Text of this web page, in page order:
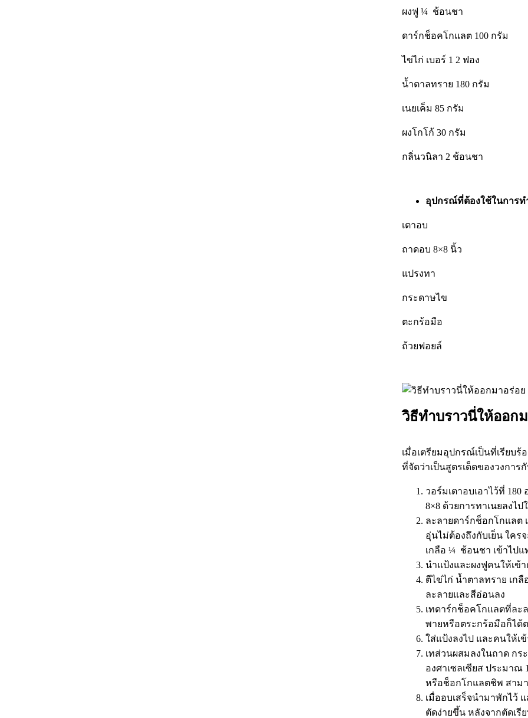
ผงฟู ¼ ช้อนชา
ดาร์กช็อคโกแลต 100 กรัม
ไข่ไก่ เบอร์ 1 2 ฟอง
น้ำตาลทราย 180 กรัม
เนยเค็ม 85 กรัม
ผงโกโก้ 30 กรัม
กลิ่นวนิลา 2 ช้อนชา
อุปกรณ์ที่ต้องใช้ในการท
เตาอบ
ถาดอบ 8×8 นิ้ว
แปรงทา
กระดาษไข
ตะกร้อมือ
ถ้วยฟอยล์
วิธีทำบราวนี่ให้ออก
เมื่อเตรียมอุปกรณ์เป็นที่เรียบร้
ที่จัดว่าเป็นสูตรเด็ดของวงการ
วอร์มเตาอบเอาไว้ที่
8×8 ด้วยการทาเนยลงไ
ละลายดาร์กช็อกโกแลต
อุ่นไม่ต้องถึงกับเย็น ใคร
เกลือ ¼ ช้อนชา เข้าไปแ
นำแป้งและผงฟูคนให้เข้
ตีไข่ไก่ น้ำตาลทราย เก
ละลายและสีอ่อนลง
เทดาร์กช็อคโกแลตที่ละ
พายหรือตระกร้อมือก็ไ
ใส่แป้งลงไป และคนให้เ
เทส่วนผสมลงในถาด ก
องศาเซลเซียส ประมาณ
หรือช็อกโกแลตชิพ สาม
เมื่ออบเสร็จนำมาพักไว้
ตัดง่ายขึ้น หลังจากตัดเ